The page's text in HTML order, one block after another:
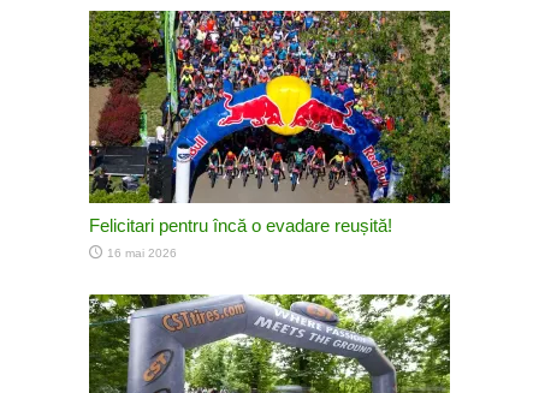
Felicitari pentru încă o evadare reușită!
16 mai 2026